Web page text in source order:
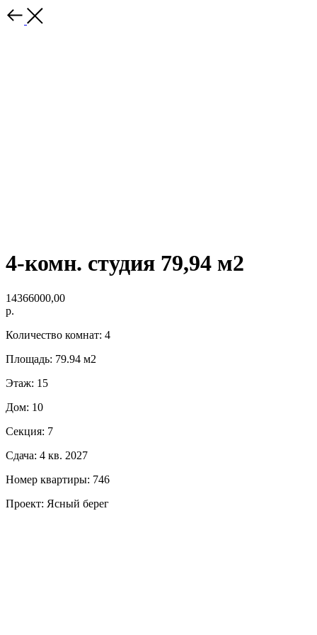
4-комн. студия 79,94 м2
14366000,00
р.
Количество комнат: 4
Площадь: 79.94 м2
Этаж: 15
Дом: 10
Секция: 7
Сдача: 4 кв. 2027
Номер квартиры: 746
Проект: Ясный берег